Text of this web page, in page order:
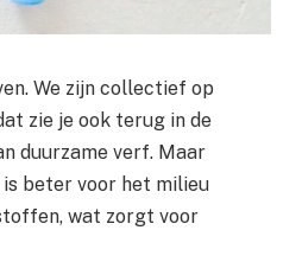
We zijn collectief op
zie je ook terug in de
duurzame verf. Maar
beter voor het milieu
wat zorgt voor